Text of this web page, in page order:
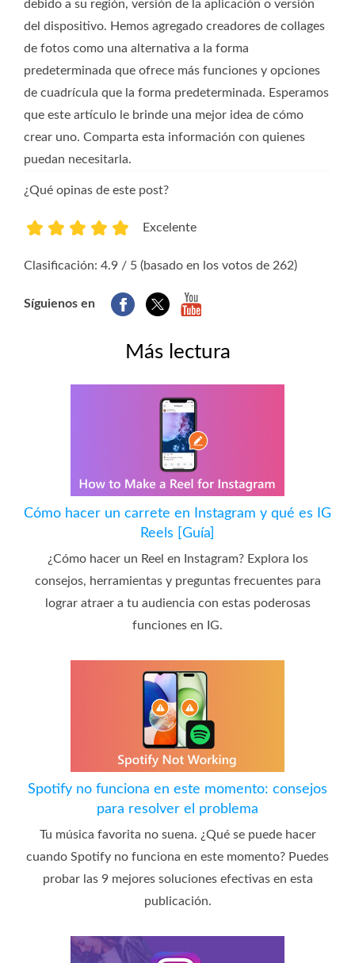
debido a su región, versión de la aplicación o versión
del dispositivo. Hemos agregado creadores de collages
de fotos como una alternativa a la forma
predeterminada que ofrece más funciones y opciones
de cuadrícula que la forma predeterminada. Esperamos
que este artículo le brinde una mejor idea de cómo
crear uno. Comparta esta información con quienes
puedan necesitarla.
¿Qué opinas de este post?
Excelente
Clasificación: 4.9 / 5 (basado en los votos de 262)
Síguienos en
Más lectura
Cómo hacer un carrete en Instagram y qué es IG
Reels [Guía]
¿Cómo hacer un Reel en Instagram? Explora los
consejos, herramientas y preguntas frecuentes para
lograr atraer a tu audiencia con estas poderosas
funciones en IG.
Spotify no funciona en este momento: consejos
para resolver el problema
Tu música favorita no suena. ¿Qué se puede hacer
cuando Spotify no funciona en este momento? Puedes
probar las 9 mejores soluciones efectivas en esta
publicación.